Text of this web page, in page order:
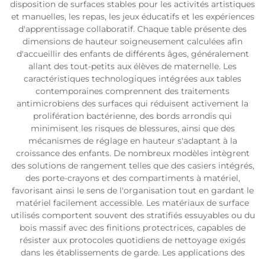
Contactez-nous
disposition de surfaces stables pour les activités artistiques
et manuelles, les repas, les jeux éducatifs et les expériences
d'apprentissage collaboratif. Chaque table présente des
dimensions de hauteur soigneusement calculées afin
d'accueillir des enfants de différents âges, généralement
allant des tout-petits aux élèves de maternelle. Les
caractéristiques technologiques intégrées aux tables
contemporaines comprennent des traitements
antimicrobiens des surfaces qui réduisent activement la
prolifération bactérienne, des bords arrondis qui
minimisent les risques de blessures, ainsi que des
mécanismes de réglage en hauteur s'adaptant à la
croissance des enfants. De nombreux modèles intègrent
des solutions de rangement telles que des casiers intégrés,
des porte-crayons et des compartiments à matériel,
favorisant ainsi le sens de l'organisation tout en gardant le
matériel facilement accessible. Les matériaux de surface
utilisés comportent souvent des stratifiés essuyables ou du
bois massif avec des finitions protectrices, capables de
résister aux protocoles quotidiens de nettoyage exigés
dans les établissements de garde. Les applications des